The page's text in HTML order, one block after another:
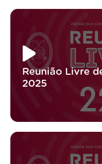
Reunião Livre
2025